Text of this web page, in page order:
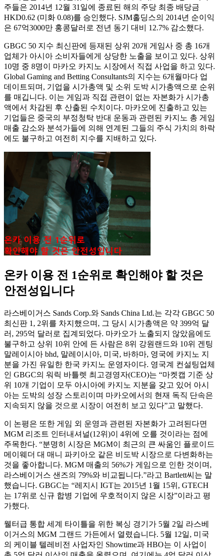
주들은 2014년 12월 31일에 종료된 해의 주당 최종 배당금
HKD0.62 (미화 0.08)를 승인했다. SJM홀딩스의 2014년 순이익
은 67억3000만 홍콩달러로 전년 동기 대비 12.7% 감소했다.
GBGC 50 지수 최신판에 등재된 상위 20개 게임사 중 총 16개
업체가 아시아 소비자들에게 상당한 노출을 보이고 있다. 상위
10명 중 8명이 마카오 카지노 시장에서 직접 사업을 하고 있다.
Global Gaming and Betting Consultants의 지수는 6개월마다 업
데이트되며, 기업을 시가총액 및 소위 도박 시가총액으로 순위
를 매깁니다. 이는 게임과 직접 관련이 없는 자본화가 시가총
액에서 차감된 후 산출된 수치이다. 마카오에 진출하고 있는
기업들은 중국의 부정청탁 반대 운동과 관련된 카지노 총 게임
매출 감소와 분석가들에 의해 연계된 그들의 주식 가치의 하락
에도 불구하고 여전히 지수를 지배하고 있다.
온카 이용 전 1순위로 확인해야 할 것은
안전성입니다
라스베이거스 Sands Corp.와 Sands China Ltd.는 각각 GBGC 50
최신판 1, 2위를 차지했으며, 그 당시 시가총액은 약 399억 달
러, 295억 달러로 집계되었다. 마카오가 노출되지 않았음에도
불구하고 상위 10위 안에 든 사람은 8위 강원랜드와 10위 겐팅
말레이시아 bhd, 말레이시아, 미국, 바하마, 영국에 카지노 지
분을 가진 유일한 한국 카지노 운영자이다. 영국계 컨설팅업체
인 GBGC의 워릭 바틀렛 최고경영자(CEO)는 “마켓캡 기준 상
위 10개 기업이 모두 아시아에 카지노 지분을 갖고 있어 아시
아는 도박의 성장 스토리이며 마카오에서의 현재 독직 단속은
지속되지 않을 것으로 시장이 여전히 보고 있다”고 말했다.
이 논평은 또한 게임 외 운영과 관련된 자본화가 고려된다면
MGM 리조트 인터내셔널(12위)이 4위에 오를 것이라는 점에
주목한다. “분명히 시장은 MGM이 최근의 큰 싸움인 플로이드
메이웨더 대 매니 파키아오 같은 비도박 시장으로 다변화하는
것을 좋아합니다. MGM 매출의 56%가 게임으로 인한 것이며,
라스베이거스 샌즈의 79%와 비교됩니다.”라고 Bartlett씨는 말
했습니다. GBGC는 “레지시 IGT는 2015년 1월 15위, GTECH
는 17위로 신규 합병 기업에 우호적이지 않은 시장”이라고 평
가했다.
웰터급 통합 세계 타이틀을 위한 복싱 경기가 5월 2일 라스베
이거스의 MGM 그랜드 가든에서 열렸습니다. 5월 12일, 미국
의 케이블 텔레비전 사업자인 Showtime과 HBO는 이 사업이